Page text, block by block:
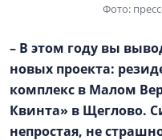
Фото:
– В этом году вы
новых проекта:
комплекс в Малом
Квинта» в Щеглово.
непростая, не